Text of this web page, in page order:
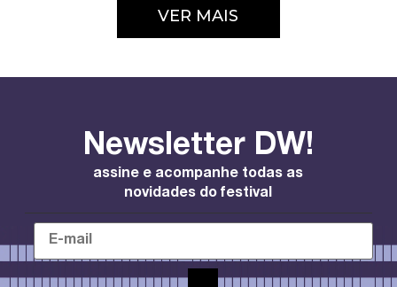
VER MAIS
Newsletter DW!
assine e acompanhe todas as
novidades do festival